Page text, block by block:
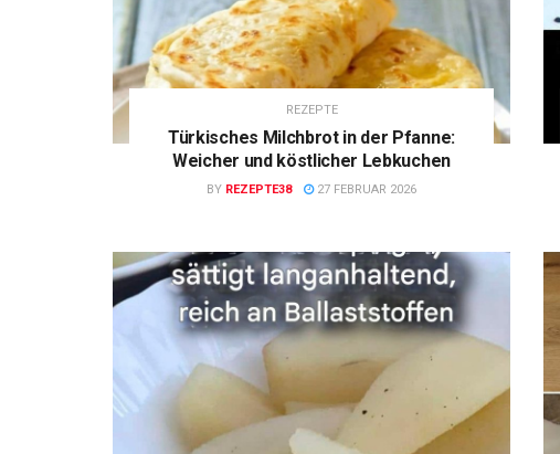
REZEPTE
Türkisches Milchbrot in der Pfanne:
Weicher und köstlicher Lebkuchen
BY REZEPTE38 27 FEBRUAR 2026